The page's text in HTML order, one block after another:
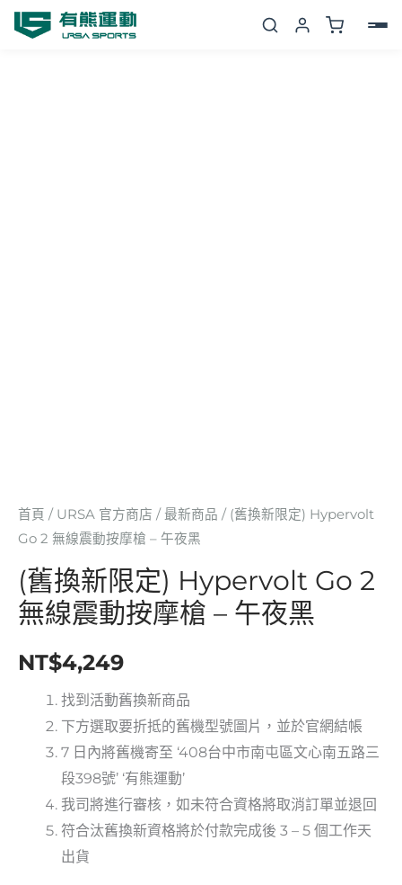
首頁 / URSA 官方商店 / 最新商品 / (舊換新限定) Hypervolt
Go 2 無線震動按摩槍 – 午夜黑
(舊換新限定) Hypervolt Go 2
無線震動按摩槍 – 午夜黑
NT$4,249
找到活動舊換新商品
下方選取要折抵的舊機型號圖片，並於官網結帳
7 日內將舊機寄至 ‘408台中市南屯區文心南五路三
段398號’ ‘有熊運動’
我司將進行審核，如未符合資格將取消訂單並退回
符合汰舊換新資格將於付款完成後 3 – 5 個工作天
出貨
-
午
黑
數